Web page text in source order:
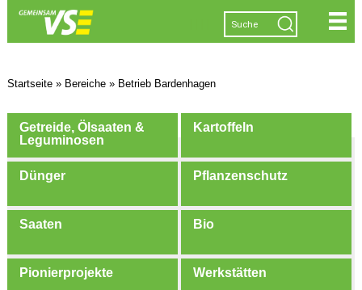
Startseite» Bereiche» Betrieb Bardenhagen
Getreide, Ölsaaten &
Leguminosen
Kartoffeln
Dünger Pflanzenschutz
Saaten Bio
Pionierprojekte Werkstätten